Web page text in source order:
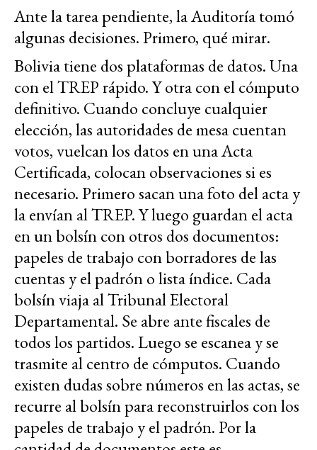
Ante la tarea pendiente, la Auditoría tomó
algunas decisiones. Primero, qué mirar.
Bolivia tiene dos plataformas de datos. Una
con el TREP rápido. Y otra con el cómputo
definitivo. Cuando concluye cualquier
elección, las autoridades de mesa cuentan
votos, vuelcan los datos en una Acta
Certificada, colocan observaciones si es
necesario. Primero sacan una foto del acta y
la envían al TREP. Y luego guardan el acta
en un bolsín con otros dos documentos:
papeles de trabajo con borradores de las
cuentas y el padrón o lista índice. Cada
bolsín viaja al Tribunal Electoral
Departamental. Se abre ante fiscales de
todos los partidos. Luego se escanea y se
trasmite al centro de cómputos. Cuando
existen dudas sobre números en las actas, se
recurre al bolsín para reconstruirlos con los
papeles de trabajo y el padrón. Por la